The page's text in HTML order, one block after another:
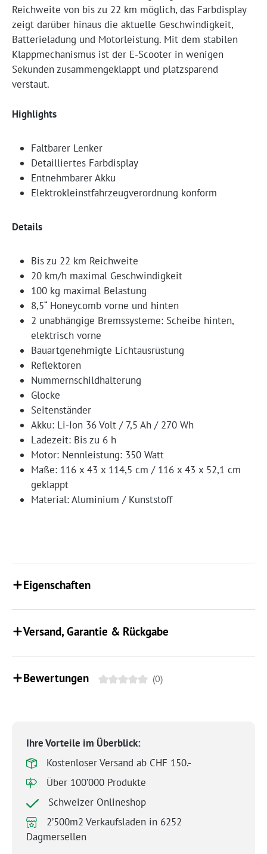
Reichweite von bis zu 22 km möglich, das Farbdisplay
zeigt darüber hinaus die aktuelle Geschwindigkeit,
Batterieladung und Motorleistung. Mit dem stabilen
Klappmechanismus ist der E-Scooter in wenigen
Sekunden zusammengeklappt und platzsparend
verstaut.
Highlights
Faltbarer Lenker
Detailliertes Farbdisplay
Entnehmbarer Akku
Elektrokleinstfahrzeugverordnung konform
Details
Bis zu 22 km Reichweite
20 km/h maximal Geschwindigkeit
100 kg maximal Belastung
8,5“ Honeycomb vorne und hinten
2 unabhängige Bremssysteme: Scheibe hinten,
elektrisch vorne
Bauartgenehmigte Lichtausrüstung
Reflektoren
Nummernschildhalterung
Glocke
Seitenständer
Akku: Li-Ion 36 Volt / 7,5 Ah / 270 Wh
Ladezeit: Bis zu 6 h
Motor: Nennleistung: 350 Watt
Maße: 116 x 43 x 114,5 cm / 116 x 43 x 52,1 cm
geklappt
Material: Aluminium / Kunststoff
Eigenschaften
Versand, Garantie & Rückgabe
Bewertungen (0)
Ihre Vorteile im Überblick:
Kostenloser Versand ab CHF 150.-
Über 100’000 Produkte
Schweizer Onlineshop
2’500m2 Verkaufsladen in 6252
Dagmersellen